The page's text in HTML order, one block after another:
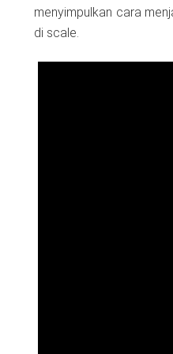
menyimpulkan cara
di scale.